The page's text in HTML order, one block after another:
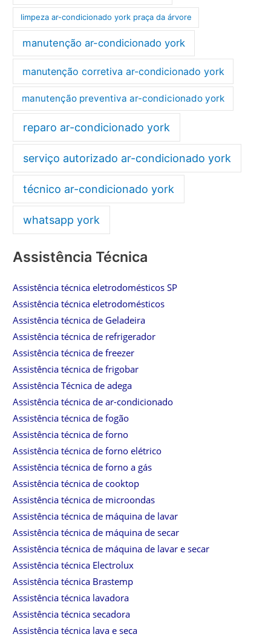
limpeza ar-condicionado york praça da árvore
manutenção ar-condicionado york
manutenção corretiva ar-condicionado york
manutenção preventiva ar-condicionado york
reparo ar-condicionado york
serviço autorizado ar-condicionado york
técnico ar-condicionado york
whatsapp york
Assistência Técnica
Assistência técnica eletrodomésticos SP
Assistência técnica eletrodomésticos
Assistência técnica de Geladeira
Assistência técnica de refrigerador
Assistência técnica de freezer
Assistência técnica de frigobar
Assistência Técnica de adega
Assistência técnica de ar-condicionado
Assistência técnica de fogão
Assistência técnica de forno
Assistência técnica de forno elétrico
Assistência técnica de forno a gás
Assistência técnica de cooktop
Assistência técnica de microondas
Assistência técnica de máquina de lavar
Assistência técnica de máquina de secar
Assistência técnica de máquina de lavar e secar
Assistência técnica Electrolux
Assistência técnica Brastemp
Assistência técnica lavadora
Assistência técnica secadora
Assistência técnica lava e seca